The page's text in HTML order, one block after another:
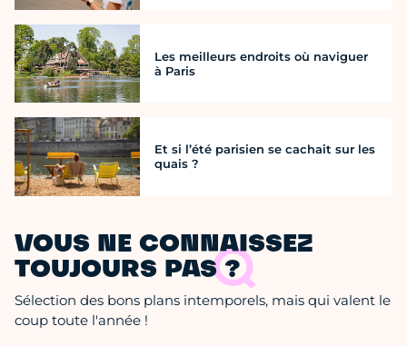
Les meilleurs endroits où naviguer
à Paris
Et si l’été parisien se cachait sur les
quais ?
VOUS NE CONNAISSEZ
TOUJOURS PAS ?
Sélection des bons plans intemporels, mais qui valent le
coup toute l'année !